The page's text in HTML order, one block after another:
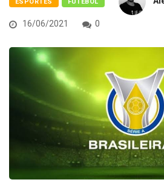
ESPORTES FUTEBOL
16/06/2021 0